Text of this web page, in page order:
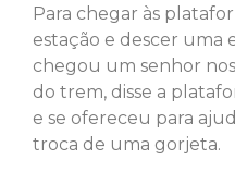
Para chegar às
estação e descer uma
chegou um senhor
do trem, disse a
e se ofereceu para
troca de uma gorjeta.